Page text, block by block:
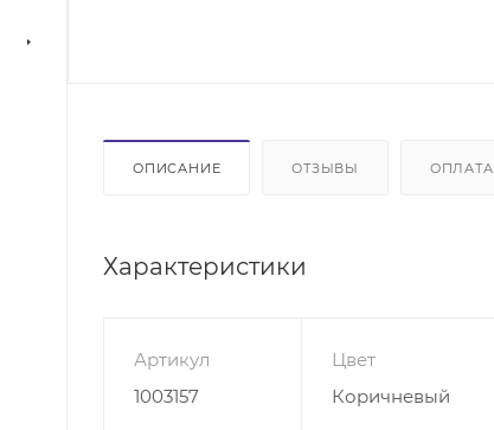
ОПИСАНИЕ ОТЗЫВЫ ОПЛАТА
Характеристики
Артикул
1003157
Цвет
Коричневый